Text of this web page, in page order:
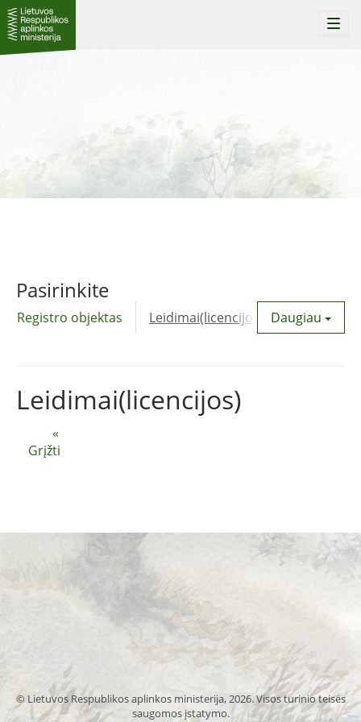
Pasirinkite
Registro objektas Leidimai(licencijos) Daugiau
«
Grįžti
Leidimai(licencijos)
© Lietuvos Respublikos aplinkos ministerija, 2026. Visos turinio teisės
saugomos įstatymo.